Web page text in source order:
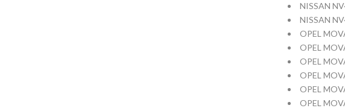
NISSAN
NISSAN
OPEL
OPEL
OPEL
OPEL
OPEL
OPEL